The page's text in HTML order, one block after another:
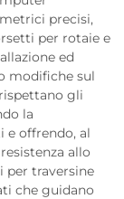
precisi,
per rotaie e
ed
modifiche sul
gli
la
offrendo, al
allo
per traversine
che guidano